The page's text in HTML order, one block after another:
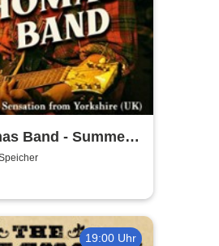
Band - Summer
19:00 Uhr